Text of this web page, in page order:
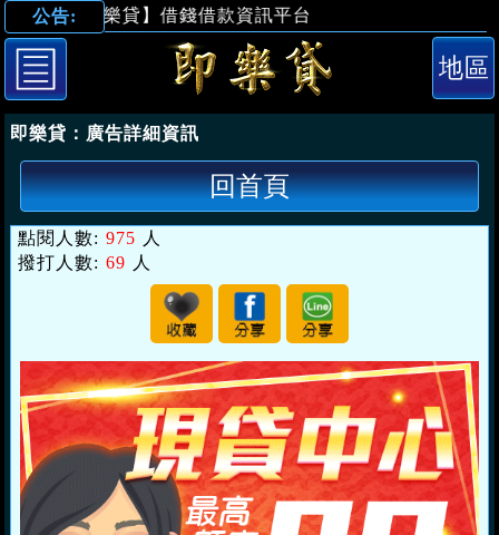
公告:
【即樂貸】借錢借款資訊平台
即樂貸： 廣告詳細資訊
回首頁
點閱人數: 975 人
撥打人數: 69 人